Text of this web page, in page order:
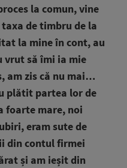
la comun, vine
de timbru de la
la mine în cont, au
vrut să îmi ia mie
am zis că nu mai…
plătit partea lor de
foarte mare, noi
eram sute de
din contul firmei
și am ieșit din